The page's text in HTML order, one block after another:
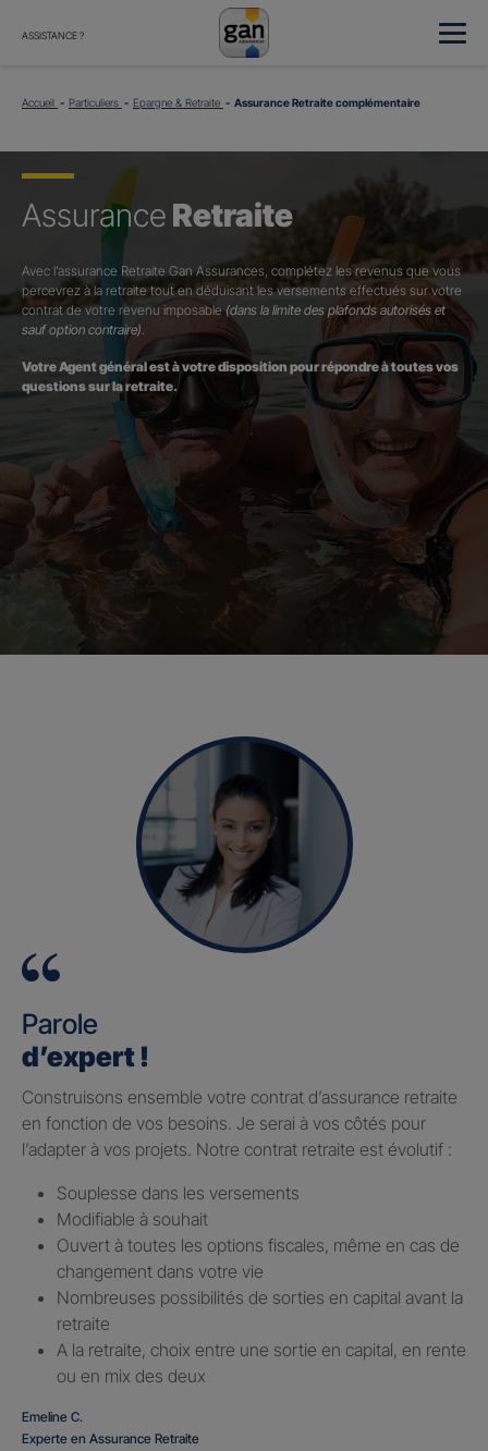
ASSISTANCE ?
Accueil Particuliers Epargne & Retraite Assurance Retraite complémentaire
Assurance Retraite
Avec l’assurance Retraite Gan Assurances, complétez les revenus que vous
percevrez à la retraite tout en déduisant les versements effectués sur votre
contrat de votre revenu imposable (dans la limite des plafonds autorisés et
sauf option contraire).
Votre Agent général est à votre disposition pour répondre à toutes vos
questions sur la retraite.
Parole
d’expert !
Construisons ensemble votre contrat d’assurance retraite
en fonction de vos besoins. Je serai à vos côtés pour
l’adapter à vos projets. Notre contrat retraite est évolutif :
Souplesse dans les versements
Modifiable à souhait
Ouvert à toutes les options fiscales, même en cas de
changement dans votre vie
Nombreuses possibilités de sorties en capital avant la
retraite
A la retraite, choix entre une sortie en capital, en rente
ou en mix des deux
Emeline C.
Experte en Assurance Retraite